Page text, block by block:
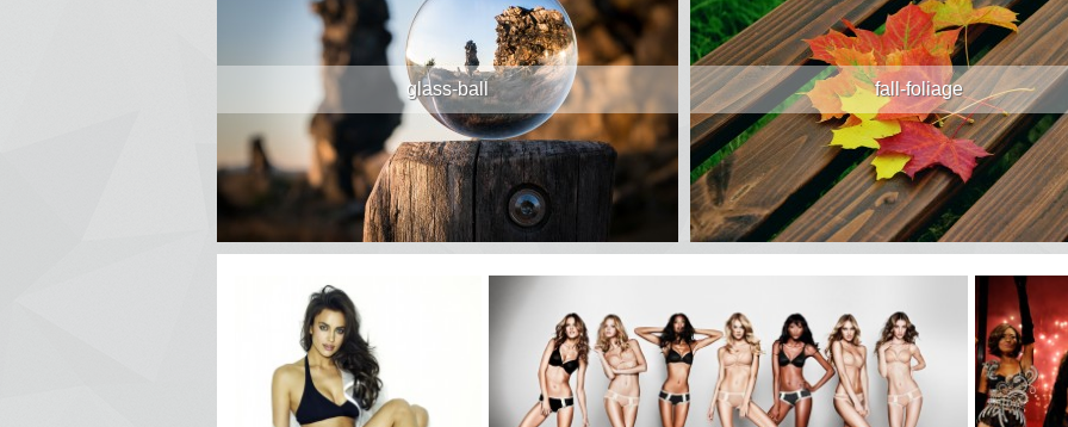
glass-ball fall-foliage